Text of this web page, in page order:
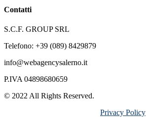
Contatti
S.C.F. GROUP SRL
Telefono: +39 (089) 8429879
info@webagencysalerno.it
P.IVA 04898680659
© 2022 All Rights Reserved.
Privacy Policy